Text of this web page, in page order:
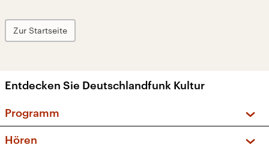
Zur Startseite
Entdecken Sie Deutschlandfunk Kultur
Programm
Hören